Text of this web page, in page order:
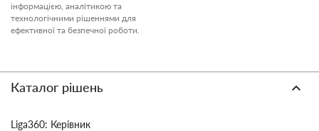
інформацією, аналітикою та
технологічними рішеннями для
ефективної та безпечної роботи.
Каталог рішень
Liga360: Керівник